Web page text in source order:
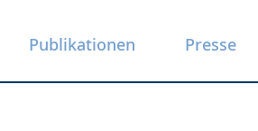
Publikationen Presse